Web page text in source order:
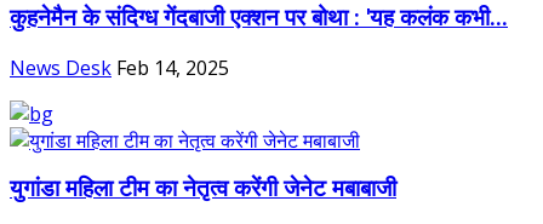
कुहनेमैन के संदिग्ध गेंदबाजी एक्शन पर बोथा : 'यह कलंक कभी...
News Desk Feb 14, 2025
युगांडा महिला टीम का नेतृत्व करेंगी जेनेट मबाबाजी